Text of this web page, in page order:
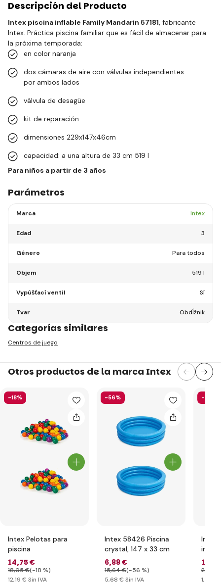
Descripción del Producto
Intex piscina inflable Family Mandarin 57181, fabricante
Intex. Práctica piscina familiar que es fácil de almacenar para
la próxima temporada:
en color naranja
dos cámaras de aire con válvulas independientes
por ambos lados
válvula de desagüe
kit de reparación
dimensiones 229x147x46cm
capacidad: a una altura de 33 cm 519 l
Para niños a partir de 3 años
Parámetros
Marca Intex
Edad 3
Género Para todos
Objem 519 l
Vypúšťací ventil Sí
Tvar Obdĺžnik
Categorías similares
Centros de juego
Otros productos de la marca Intex
-18%
Intex Pelotas para
piscina
14,75 €
18,05 €(-18 %)
12,19 € Sin IVA
-56%
Intex 58426 Piscina
crystal, 147 x 33 cm
6,88 €
15,64 €(-56 %)
5,68 € Sin IVA
-43%
Intex
1
2,92 €
1,37 €